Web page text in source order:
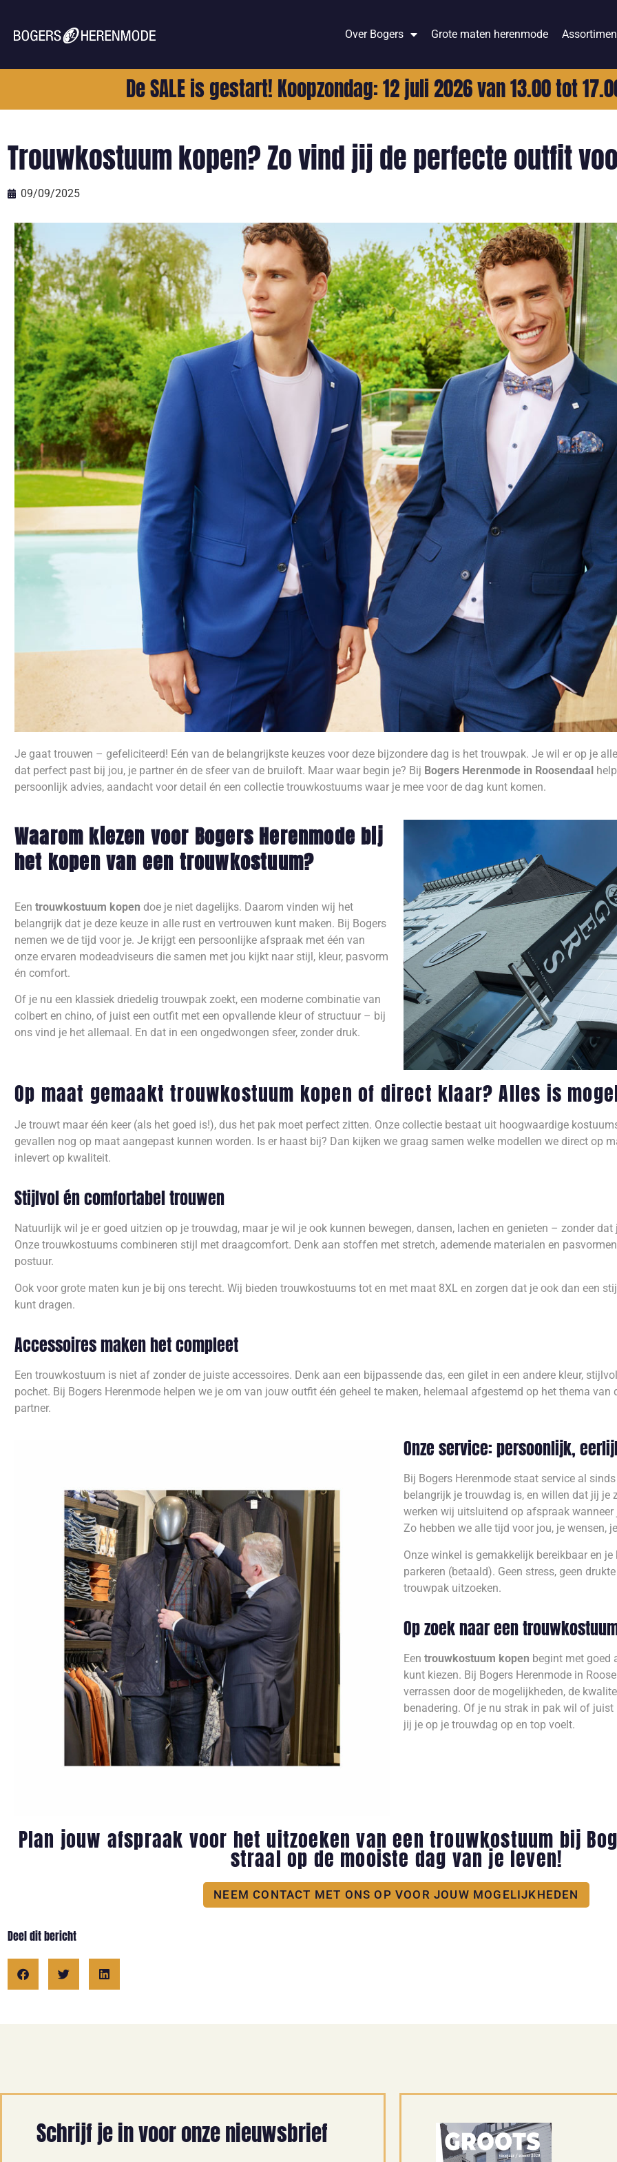
Over Bogers Grote maten herenmode
De SALE is gestart! Koopzondag: 12 juli 2026 van 13.00 tot
Trouwkostuum kopen? Zo vind jij de perfecte outfit
09/09/2025
Je gaat trouwen – gefeliciteerd! Eén van de belangrijkste keuzes voor deze bijzondere dag is het trouwpak. Je wil er op je
dat perfect past bij jou, je partner én de sfeer van de bruiloft. Maar waar begin je? Bij Bogers Herenmode in Roosendaal
persoonlijk advies, aandacht voor detail én een collectie trouwkostuums waar je mee voor de dag kunt komen.
Waarom kiezen voor Bogers Herenmode bij
het kopen van een trouwkostuum?
Een trouwkostuum kopen doe je niet dagelijks. Daarom vinden wij het
belangrijk dat je deze keuze in alle rust en vertrouwen kunt maken. Bij Bogers
nemen we de tijd voor je. Je krijgt een persoonlijke afspraak met één van
onze ervaren modeadviseurs die samen met jou kijkt naar stijl, kleur, pasvorm
én comfort.
Of je nu een klassiek driedelig trouwpak zoekt, een moderne combinatie van
colbert en chino, of juist een outfit met een opvallende kleur of structuur – bij
ons vind je het allemaal. En dat in een ongedwongen sfeer, zonder druk.
Op maat gemaakt trouwkostuum kopen of direct klaar? Alles is
Je trouwt maar één keer (als het goed is!), dus het pak moet perfect zitten. Onze collectie bestaat uit hoogwaardige
gevallen nog op maat aangepast kunnen worden. Is er haast bij? Dan kijken we graag samen welke modellen we direct op
inlevert op kwaliteit.
Stijlvol én comfortabel trouwen
Natuurlijk wil je er goed uitzien op je trouwdag, maar je wil je ook kunnen bewegen, dansen, lachen en genieten – zonder
Onze trouwkostuums combineren stijl met draagcomfort. Denk aan stoffen met stretch, ademende materialen en
postuur.
Ook voor grote maten kun je bij ons terecht. Wij bieden trouwkostuums tot en met maat 8XL en zorgen dat je ook dan een
kunt dragen.
Accessoires maken het compleet
Een trouwkostuum is niet af zonder de juiste accessoires. Denk aan een bijpassende das, een gilet in een andere kleur,
pochet. Bij Bogers Herenmode helpen we je om van jouw outfit één geheel te maken, helemaal afgestemd op het thema
partner.
Onze service: persoonlijk,
Bij Bogers Herenmode staat service al
belangrijk je trouwdag is, en willen dat jij je
werken wij uitsluitend op afspraak
Zo hebben we alle tijd voor jou, je wensen,
Onze winkel is gemakkelijk bereikbaar en
parkeren (betaald). Geen stress, geen
trouwpak uitzoeken.
Op zoek naar een
Een trouwkostuum kopen begint met goed
kunt kiezen. Bij Bogers Herenmode in
verrassen door de mogelijkheden, de
benadering. Of je nu strak in pak wil of
jij je op je trouwdag op en top voelt.
Plan jouw afspraak voor het uitzoeken van een trouwkostuum bij
straal op de mooiste dag van je leven!
NEEM CONTACT MET ONS OP VOOR JOUW MOGELIJKHEDEN
Deel dit bericht
Schrijf je in voor onze nieuwsbrief